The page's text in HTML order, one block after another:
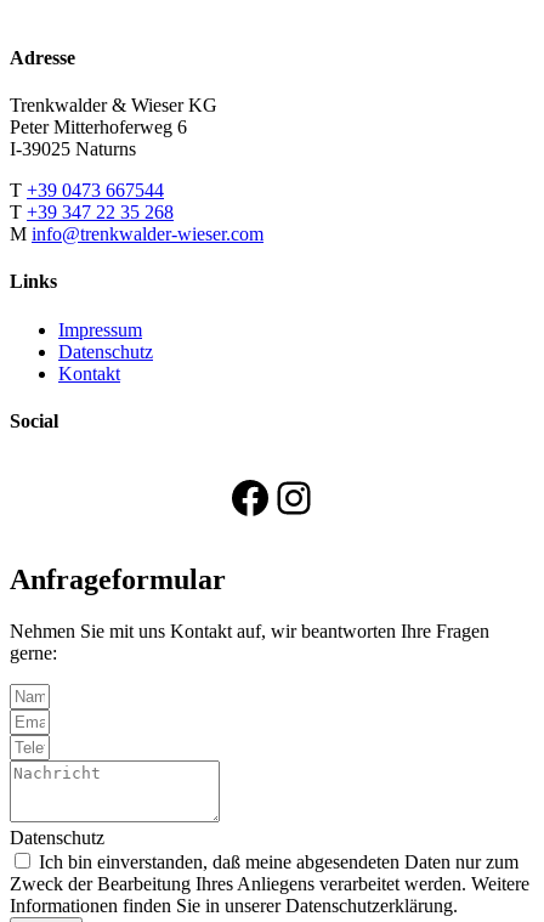
Adresse
Trenkwalder & Wieser KG
Peter Mitterhoferweg 6
I-39025 Naturns
T +39 0473 667544
T +39 347 22 35 268
M info@trenkwalder-wieser.com
Links
Impressum
Datenschutz
Kontakt
Social
Facebook
Instagram
Anfrageformular
Nehmen Sie mit uns Kontakt auf, wir beantworten Ihre Fragen
gerne:
Datenschutz
Ich bin einverstanden, daß meine abgesendeten Daten nur zum
Zweck der Bearbeitung Ihres Anliegens verarbeitet werden. Weitere
Informationen finden Sie in unserer Datenschutzerklärung.